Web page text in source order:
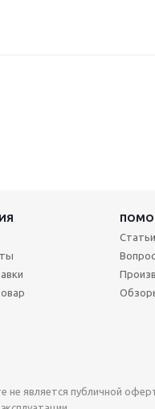
Статьи
является публичной